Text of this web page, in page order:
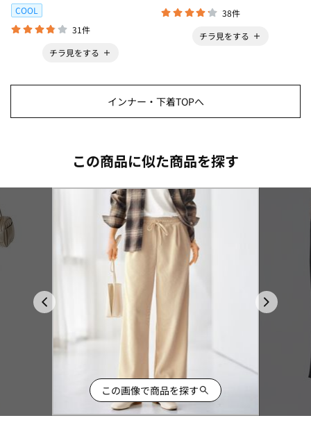
COOL
31件
チラ見をする
38件
チラ見をする
インナー・下着TOPへ
この商品に似た商品を探す
この画像で商品を探す